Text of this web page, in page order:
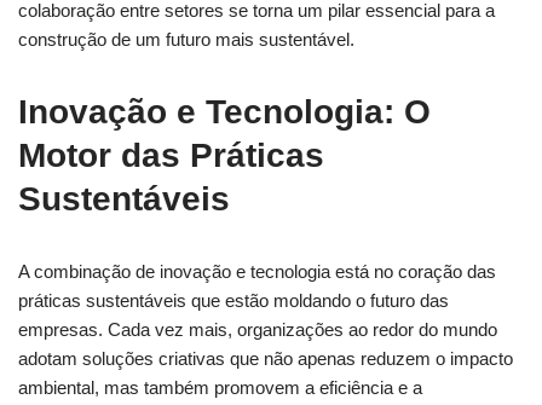
colaboração entre​ setores se torna um pilar ‌essencial para a‌
construção de um futuro mais sustentável.
Inovação e Tecnologia: ​O
⁤Motor ⁤das Práticas
Sustentáveis
A combinação de inovação‍ e tecnologia está ⁣no‍ coração das
⁤práticas ‍sustentáveis que estão moldando o futuro das
empresas. Cada vez mais, ​organizações ao redor do mundo
⁣adotam soluções criativas que não apenas reduzem o impacto
ambiental,‍ mas também promovem a eficiência e a